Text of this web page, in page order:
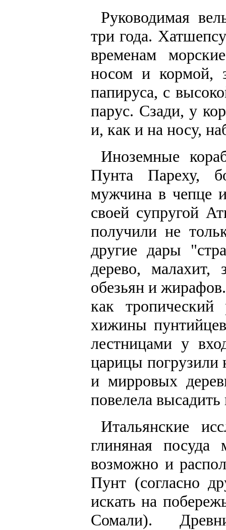
Руководимая
три года.
временам
носом и кормой,
папируса, с
парус. Сзади, у
и, как и на носу,
Иноземные
Пунта Пареху,
мужчина в чепце
своей супругой
получили не
другие дары
дерево,
обезьян и
как
хижины
лестницами у
царицы погрузили
и мирровых
повелела
Итальянские
глиняная
возможно и
Пунт (согласно
искать на
Сомали).